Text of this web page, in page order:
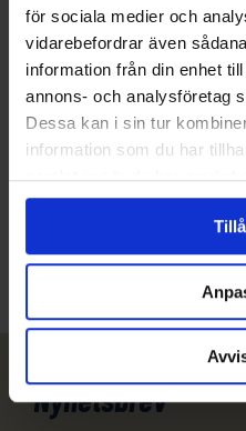
för sociala medier och
vidarebefordrar även
information från din enhet
annons- och analysföretag
Dessa kan i sin tur
information som du har
samlat in när du har använt
Frågor?
Har du funderingar eller
produkt? Ring oss!
Nyhetsbrev